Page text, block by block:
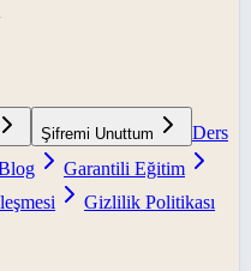
Şifremi Unuttum
Ders
Garantili Eğitim
Gizlilik Politikası